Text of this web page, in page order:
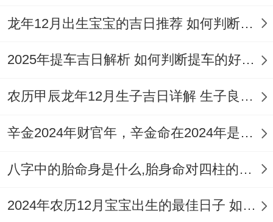
迁新居 入宅、会亲友、安机械、栽种、纳
今日所忌:破土 安葬 行丧 开生坟
2026年阴历十二月开业吉日选择要点
选择开业吉日需综合考虑五行生克、干支组
合？!
开业择吉首重五行流通- 丙午马年火势旺
龙年12月出生宝宝的吉日推荐 如何判断吉日是否适合宝宝
2025年提车吉日解析 如何判断提车的好日子
农历甲辰龙年12月生子吉日详解 生子良辰的影响因素
辛金2024年财官年，辛金命在2024年是财官年还是财印年
八字中的胎命身是什么,胎身命对四柱的影响
2024年农历12月宝宝出生的最佳日子 如何挑选适合的吉日